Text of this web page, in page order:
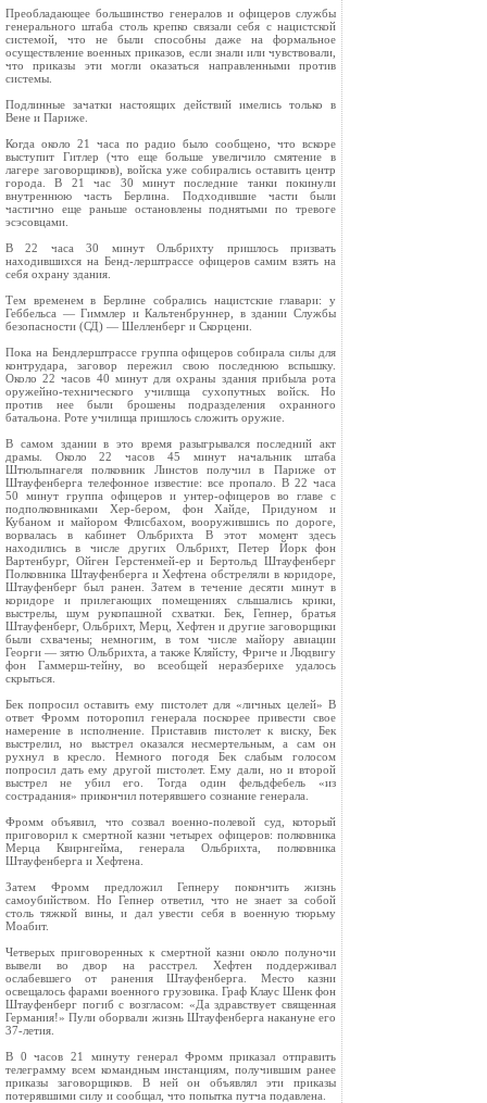
Преобладающее большинство генералов и офицеров службы
генерального штаба столь крепко связали себя с нацистской
системой, что не были способны даже на формальное
осуществление военных приказов, если знали или чувствовали,
что приказы эти могли оказаться направленными против
системы.
Подлинные зачатки настоящих действий имелись только в
Вене и Париже.
Когда около 21 часа по радио было сообщено, что вскоре
выступит Гитлер (что еще больше увеличило смятение в
лагере заговорщиков), войска уже собирались оставить центр
города. В 21 час 30 минут последние танки покинули
внутреннюю часть Берлина. Подходившие части были
частично еще раньше остановлены поднятыми по тревоге
эсэсовцами.
В 22 часа 30 минут Ольбрихту пришлось призвать
находившихся на Бенд‑лерштрассе офицеров самим взять на
себя охрану здания.
Тем временем в Берлине собрались нацистские главари: у
Геббельса — Гиммлер и Кальтенбруннер, в здании Службы
безопасности (СД) — Шелленберг и Скорцени.
Пока на Бендлерштрассе группа офицеров собирала силы для
контрудара, заговор пережил свою последнюю вспышку.
Около 22 часов 40 минут для охраны здания прибыла рота
оружейно‑технического училища сухопутных войск. Но
против нее были брошены подразделения охранного
батальона. Роте училища пришлось сложить оружие.
В самом здании в это время разыгрывался последний акт
драмы. Около 22 часов 45 минут начальник штаба
Штюльпнагеля полковник Линстов получил в Париже от
Штауфенберга телефонное известие: все пропало. В 22 часа
50 минут группа офицеров и унтер‑офицеров во главе с
подполковниками Хер‑бером, фон Хайде, Придуном и
Кубаном и майором Флисбахом, вооружившись по дороге,
ворвалась в кабинет Ольбрихта В этот момент здесь
находились в числе других Ольбрихт, Петер Йорк фон
Вартенбург, Ойген Герстенмей‑ер и Бертольд Штауфенберг
Полковника Штауфенберга и Хефтена обстреляли в коридоре,
Штауфенберг был ранен. Затем в течение десяти минут в
коридоре и прилегающих помещениях слышались крики,
выстрелы, шум рукопашной схватки. Бек, Гепнер, братья
Штауфенберг, Ольбрихт, Мерц, Хефтен и другие заговорщики
были схвачены; немногим, в том числе майору авиации
Георги — зятю Ольбрихта, а также Кляйсту, Фриче и Людвигу
фон Гаммерш‑тейну, во всеобщей неразберихе удалось
скрыться.
Бек попросил оставить ему пистолет для «личных целей» В
ответ Фромм поторопил генерала поскорее привести свое
намерение в исполнение. Приставив пистолет к виску, Бек
выстрелил, но выстрел оказался несмертельным, а сам он
рухнул в кресло. Немного погодя Бек слабым голосом
попросил дать ему другой пистолет. Ему дали, но и второй
выстрел не убил его. Тогда один фельдфебель «из
сострадания» прикончил потерявшего сознание генерала.
Фромм объявил, что созвал военно‑полевой суд, который
приговорил к смертной казни четырех офицеров: полковника
Мерца Квирнгейма, генерала Ольбрихта, полковника
Штауфенберга и Хефтена.
Затем Фромм предложил Гепнеру покончить жизнь
самоубийством. Но Гепнер ответил, что не знает за собой
столь тяжкой вины, и дал увести себя в военную тюрьму
Моабит.
Четверых приговоренных к смертной казни около полуночи
вывели во двор на расстрел. Хефтен поддерживал
ослабевшего от ранения Штауфенберга. Место казни
освещалось фарами военного грузовика. Граф Клаус Шенк фон
Штауфенберг погиб с возгласом: «Да здравствует священная
Германия!» Пули оборвали жизнь Штауфенберга накануне его
37‑летия.
В 0 часов 21 минуту генерал Фромм приказал отправить
телеграмму всем командным инстанциям, получившим ранее
приказы заговорщиков. В ней он объявлял эти приказы
потерявшими силу и сообщал, что попытка путча подавлена.